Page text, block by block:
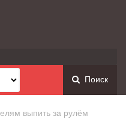
Поиск
выпить за рулём